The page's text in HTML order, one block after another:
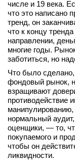
числе и 19 века.
что это написано
тренд, он
что к концу
направлении,
многие годы.
заботиться, но
Что было
фондовый рынок,
взращивают
противодействие
нормальный
оценщики, — то,
покупаемого и
чтобы он
ликвидности.